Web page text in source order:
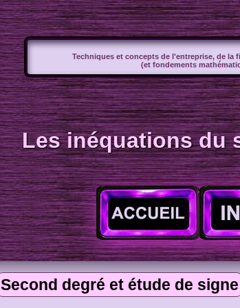
Techniques et concepts de l'entreprise, de la
(et fondements
Les inéquations du
Second degré et étude de signe